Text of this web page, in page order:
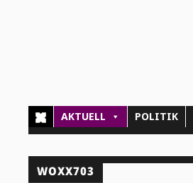
AKTUELL POLITIK
WOXX703